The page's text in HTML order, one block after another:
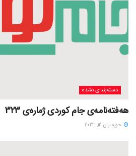
دسته‌بندی نشده
هەفتەنامەی جام کوردی ژمارەی 323
حوزه‌یران 12, 2023